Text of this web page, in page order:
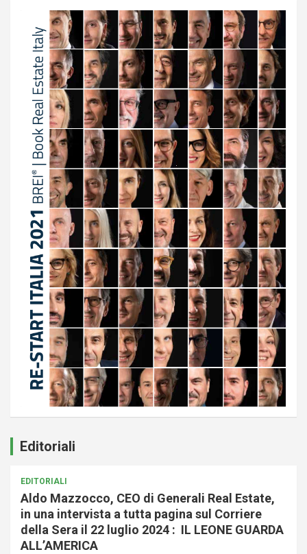
Editoriali
EDITORIALI
Aldo Mazzocco, CEO di Generali Real Estate,
in una intervista a tutta pagina sul Corriere
della Sera il 22 luglio 2024 : IL LEONE GUARDA
ALL’AMERICA